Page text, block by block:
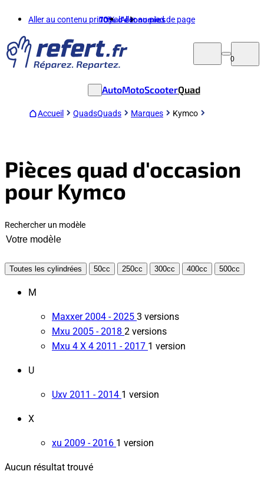
Aller au contenu principalAller au pied de page
70%d'économies
0
AutoMotoScooterQuad
Accueil QuadsQuads Marques Kymco
Pièces quad d'occasion
pour Kymco
Rechercher un modèle
Toutes les cylindrées 50cc 250cc 300cc 400cc 500cc
M
Maxxer2004 - 20253 versions
Mxu 2005 - 20182 versions
Mxu 4 X 42011 - 2017 1 version
U
Uxv2011 - 2014 1 version
X
xu 2009 - 2016 1 version
Aucun résultat trouvé